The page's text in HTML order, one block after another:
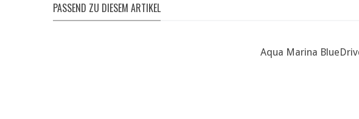
PASSEND ZU DIESEM ARTIKEL
Aqua Marina